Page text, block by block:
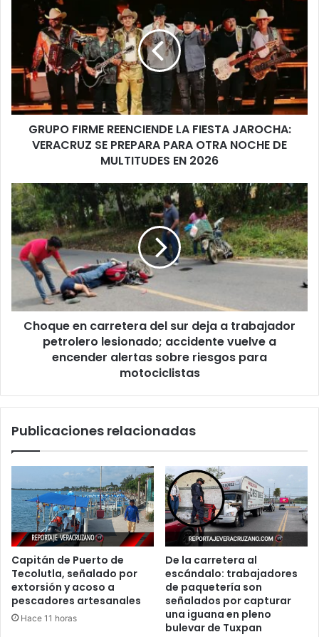
REENCIENDE
FIESTA
JAROCHA:
VERACRUZ
PREPARA
PARA
OTRA
MULTITUDES
EN
2026
GRUPO FIRME REENCIENDE LA FIESTA JAROCHA:
VERACRUZ SE PREPARA PARA OTRA NOCHE DE
MULTITUDES EN 2026
Choque
en
carretera
del
sur
deja
trabajador
petrolero
lesionado;
accidente
alertas
riesgos
Choque en carretera del sur deja a trabajador
petrolero lesionado; accidente vuelve a
encender alertas sobre riesgos para
motociclistas
Publicaciones relacionadas
Capitán de Puerto de
Tecolutla, señalado por
extorsión y acoso a
pescadores artesanales
Hace 11 horas
De la carretera al
escándalo: trabajadores
de paquetería son
señalados por capturar
una iguana en pleno
bulevar de Tuxpan